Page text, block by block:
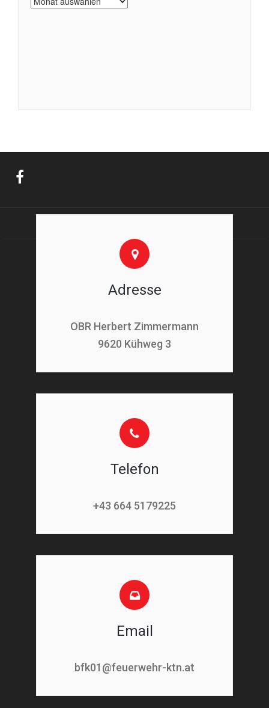
Adresse
OBR Herbert Zimmermann
9620 Kühweg 3
Telefon
+43 664 5179225
Email
bfk01@feuerwehr-ktn.at